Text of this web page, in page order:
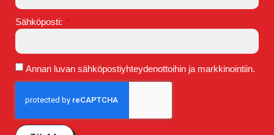
Sähköposti:
Annan luvan sähköpostiyhteydenottoihin ja markkinointiin.